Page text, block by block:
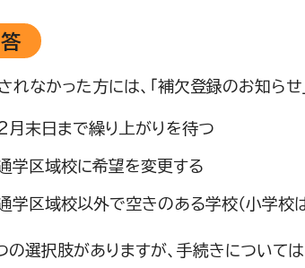
れなかった方には、「補欠登録のお知らせ
月末日まで繰り上がりを待つ
学区域校に希望を変更する
学区域校以外で空きのある学校（小学校
の選択肢がありますが、手続きについては